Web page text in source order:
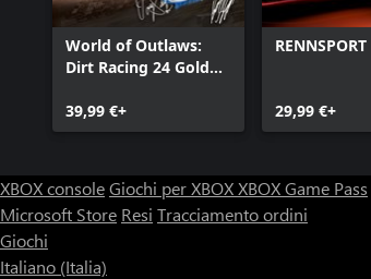
World of Outlaws:
Dirt Racing 24 Gold
39,99 €+
RENNSPORT
29,99 €+
XBOX consoleGiochi per XBOXXBOX Game Pass
Microsoft Store Resi Tracciamento ordini
Giochi
Italiano (Italia)